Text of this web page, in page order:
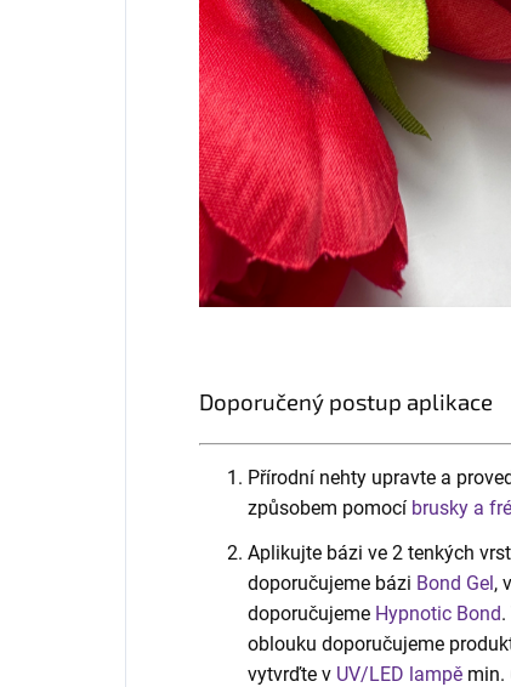
Doporučený postup aplikace
Přírodní nehty upravte a
způsobem pomocí brusky a
Aplikujte bázi ve 2 tenkých
doporučujeme bázi Bond Gel,
doporučujeme Hypnotic Bond
oblouku doporučujeme
vytvrďte v UV/LED lampě min.